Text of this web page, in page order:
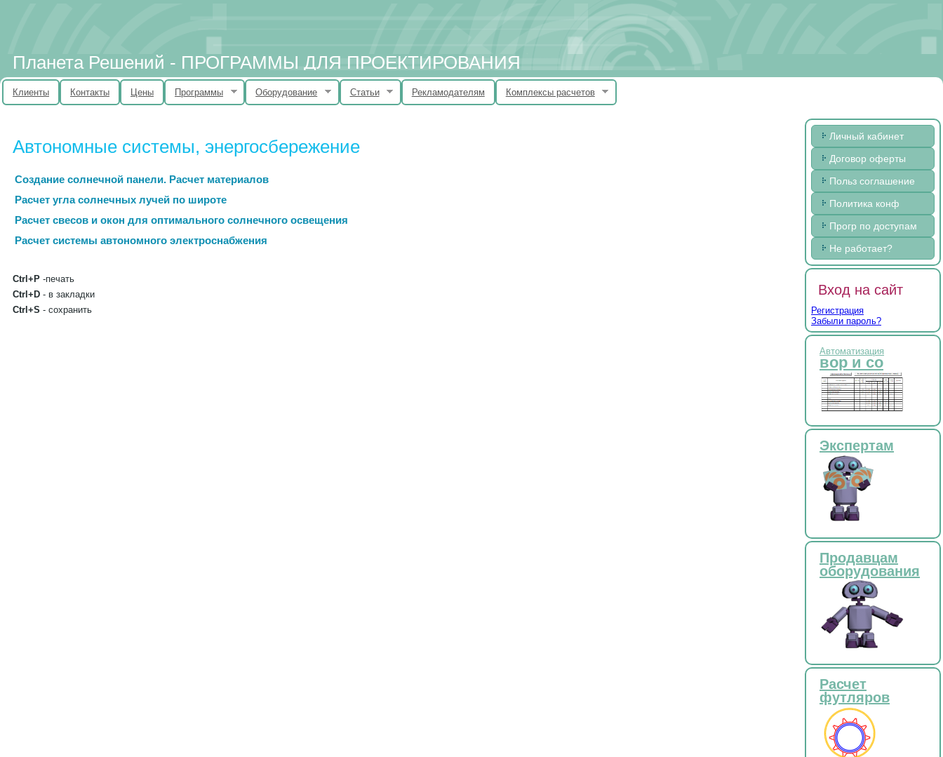
Планета Решений - ПРОГРАММЫ ДЛЯ ПРОЕКТИРОВАНИЯ
Клиенты Контакты Цены Программы Оборудование Статьи Рекламодателям Комплексы расчетов
Автономные системы, энергосбережение
Создание солнечной панели. Расчет материалов
Расчет угла солнечных лучей по широте
Расчет свесов и окон для оптимального солнечного освещения
Расчет системы автономного электроснабжения
Ctrl+P -печать
Ctrl+D - в закладки
Ctrl+S - сохранить
Личный кабинет
Договор оферты
Польз соглашение
Политика конф
Прогр по доступам
Не работает?
Вход на сайт
Регистрация
Забыли пароль?
Автоматизация
вор и со
Экспертам
Продавцам
оборудования
Расчет
футляров